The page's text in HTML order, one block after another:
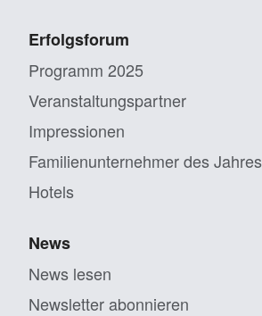
Erfolgsforum
Programm 2025
Veranstaltungs­partner
Impressionen
Familien­unternehmer des Jahres
Hotels
News
News lesen
Newsletter abonnieren